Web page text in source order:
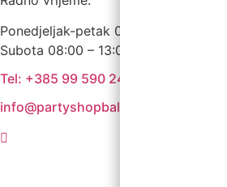
Ponedjeljak-petak 09:00 – 19:00
Subota 08:00 – 13:00
Tel: +385 99 590 2450
info@partyshopbaloncic.hr